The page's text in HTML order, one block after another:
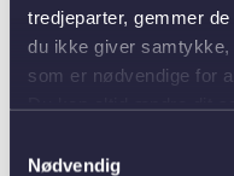
tredjeparter, gemmer
du ikke giver
som er nødvendige for
Nødvendig